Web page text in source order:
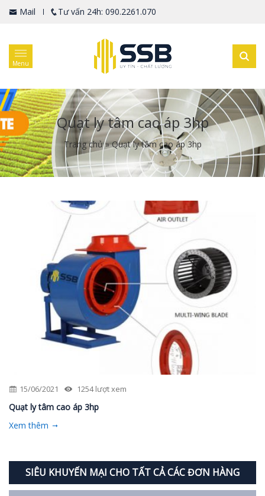
Mail Tư vấn 24h: 090.2261.070
Menu
Quạt ly tâm cao áp 3hp
Trang chủ»Quạt ly tâm cao áp 3hp
15/06/2021 1254 lượt xem
Quạt ly tâm cao áp 3hp
Xem thêm
SIÊU KHUYẾN MẠI CHO TẤT CẢ CÁC ĐƠN HÀNG